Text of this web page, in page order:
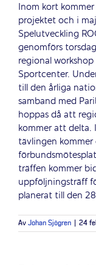
Inom kort
projektet och i
Spelutveckling
genomförs
regional
Sportcenter.
till den årliga
samband med
hoppas då att
kommer att delta.
tävlingen
träffen kommer
uppföljningsträff
planerat till den
Av Johan Sjögren 24